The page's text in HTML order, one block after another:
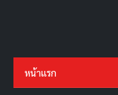
หน้าแรก